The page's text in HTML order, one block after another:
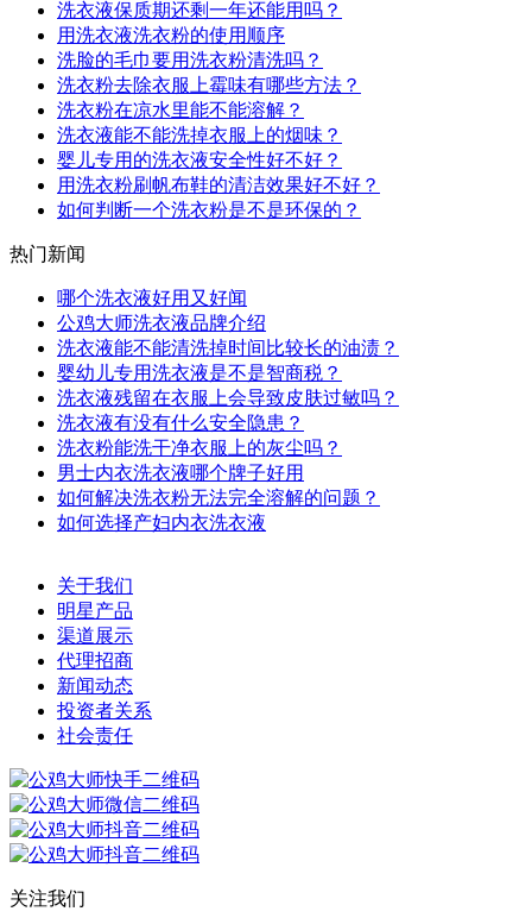
洗衣液保质期还剩一年还能用吗？
用洗衣液洗衣粉的使用顺序
洗脸的毛巾要用洗衣粉清洗吗？
洗衣粉去除衣服上霉味有哪些方法？
洗衣粉在凉水里能不能溶解？
洗衣液能不能洗掉衣服上的烟味？
婴儿专用的洗衣液安全性好不好？
用洗衣粉刷帆布鞋的清洁效果好不好？
如何判断一个洗衣粉是不是环保的？
热门新闻
哪个洗衣液好用又好闻
公鸡大师洗衣液品牌介绍
洗衣液能不能清洗掉时间比较长的油渍？
婴幼儿专用洗衣液是不是智商税？
洗衣液残留在衣服上会导致皮肤过敏吗？
洗衣液有没有什么安全隐患？
洗衣粉能洗干净衣服上的灰尘吗？
男士内衣洗衣液哪个牌子好用
如何解决洗衣粉无法完全溶解的问题？
如何选择产妇内衣洗衣液
关于我们
明星产品
渠道展示
代理招商
新闻动态
投资者关系
社会责任
关注我们